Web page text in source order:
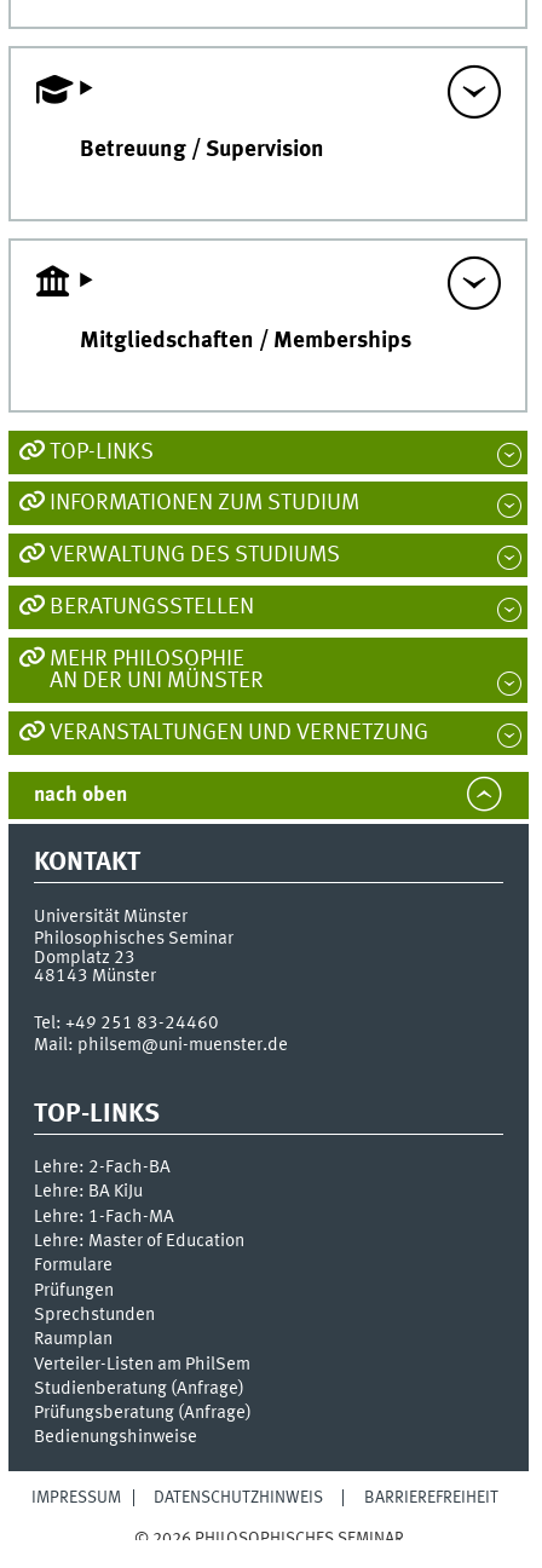
Betreuung / Supervision
Mitgliedschaften / Memberships
TOP-LINKS
INFORMATIONEN ZUM STUDIUM
VERWALTUNG DES STUDIUMS
BERATUNGSSTELLEN
MEHR PHILOSOPHIE
AN DER UNI MÜNSTER
VERANSTALTUNGEN UND VERNETZUNG
nach oben
KONTAKT
Universität Münster
Philosophisches Seminar
Domplatz 23
48143 Münster
Tel:+49 251 83-24460
Mail: philsem@uni-muenster.de
TOP-LINKS
Lehre: 2-Fach-BA
Lehre: BA KiJu
Lehre: 1-Fach-MA
Lehre: Master of Education
Formulare
Prüfungen
Sprechstunden
Raumplan
Verteiler-Listen am PhilSem
Studienberatung (Anfrage)
Prüfungsberatung (Anfrage)
Bedienungshinweise
IMPRESSUM DATENSCHUTZHINWEIS BARRIEREFREIHEIT
© 2026 PHILOSOPHISCHES SEMINAR